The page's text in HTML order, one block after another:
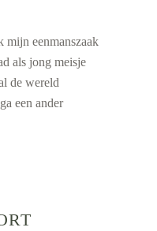
mijn eenmanszaak
als jong meisje
de wereld
een ander